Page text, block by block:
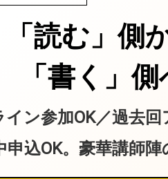
「読む」側
「書く」
イン参加OK／過去
申込OK。豪華講師